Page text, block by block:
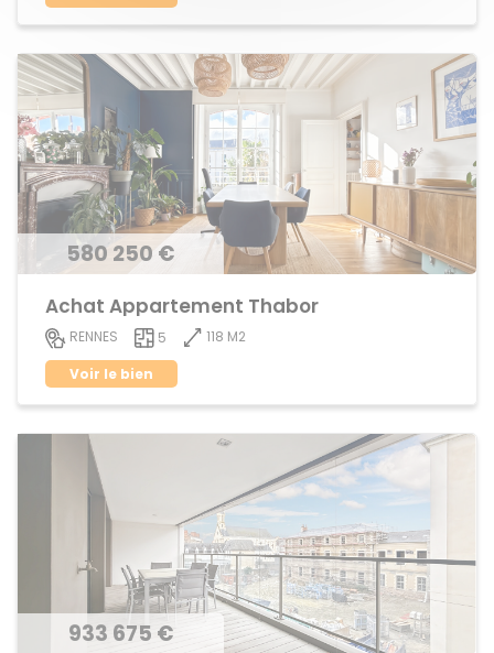
580 250 €
Achat Appartement Thabor
RENNES 5
118 M2
Voir le bien
933 675 €